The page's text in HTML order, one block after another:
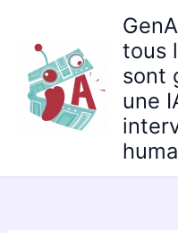
contenu
tous
sont
une